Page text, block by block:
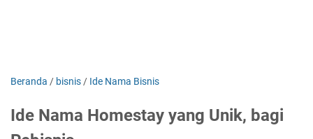
Beranda / bisnis / Ide Nama Bisnis
Ide Nama Homestay yang Unik, bagi